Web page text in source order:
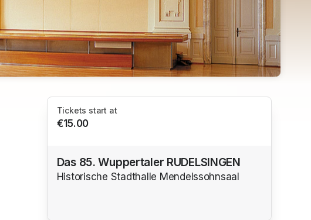
Tickets start at
€15.00
Das 85. Wuppertaler RUDELSINGEN
Historische Stadthalle Mendelssohnsaal